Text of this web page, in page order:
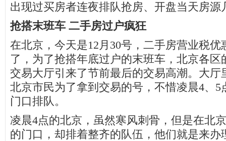
出现过买房者连夜排队抢房、开盘当天房源
抢搭末班车 二手房过户疯狂
在北京，今天是12月30号，二手房营业税优
了，为了抢搭年底过户的末班车，北京各区
交易大厅引来了节前最后的交易高潮。大厅
北京市民为了拿到交易的号，不惜凌晨4、5
门口排队。
凌晨4点的北京，虽然寒风刺骨，但是在北
的门口，却排着整齐的队伍，他们就是来办